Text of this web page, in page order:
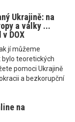
Ukrajině: na
a války ...
DOX
jí můžeme
bylo teoretických
pomoci Ukrajině
a bezkorupční
na